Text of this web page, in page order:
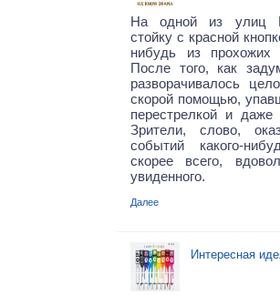
На одной из улиц
стойку с красной
нибудь из
После того, как
разворачивалось
скорой помощью,
перестрелкой и даже
Зрители, слово,
событий какого-
скорее всего,
увиденного.
Далее
Интересная